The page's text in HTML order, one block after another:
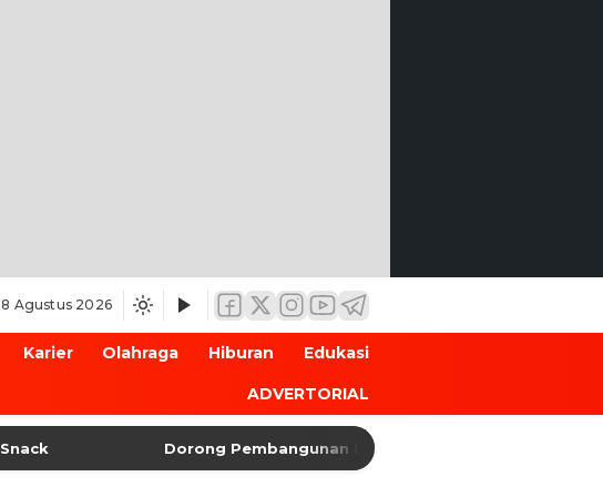
8 Agustus 2026
Karier Olahraga Hiburan Edukasi
ADVERTORIAL
Dorong Pembangunan Daerah, Ketua PWI Banten Kunjungi